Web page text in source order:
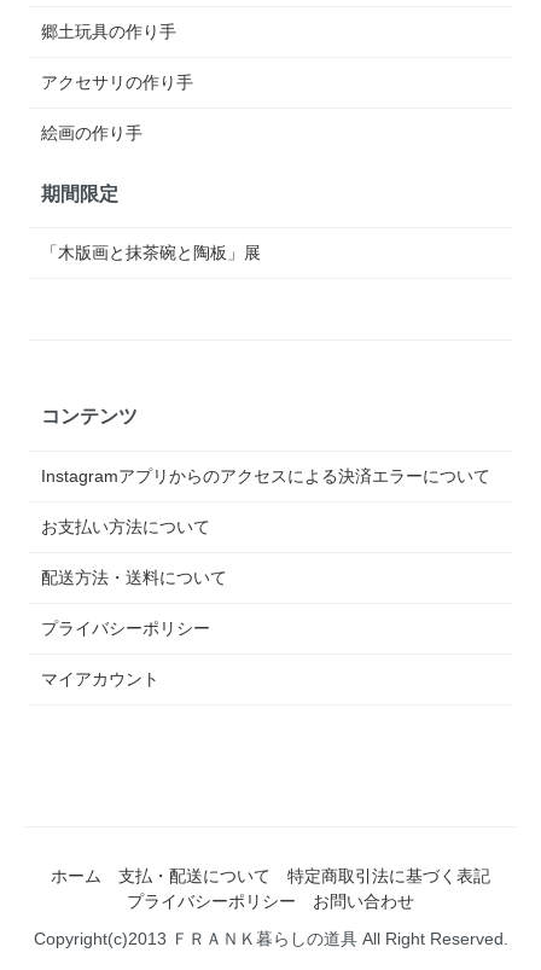
郷土玩具の作り手
アクセサリの作り手
絵画の作り手
期間限定
「木版画と抹茶碗と陶板」展
コンテンツ
Instagramアプリからのアクセスによる決済エラーについて
お支払い方法について
配送方法・送料について
プライバシーポリシー
マイアカウント
ホーム 支払・配送について
特定商取引法に基づく表記
プライバシーポリシー
お問い合わせ
Copyright(c)2013 ＦＲＡＮＫ暮らしの道具 All Right Reserved.